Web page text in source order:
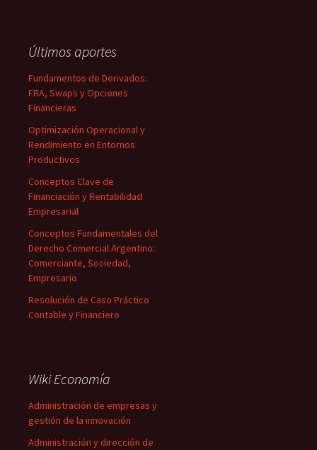
Últimos aportes
Fundamentos de Derivados:
FRA, Swaps y Opciones
Financieras
Optimización Operacional y
Rendimiento en Entornos
Productivos
Conceptos Clave de
Financiación y Rentabilidad
Empresarial
Conceptos Fundamentales del
Derecho Comercial Argentino:
Comerciante, Sociedad,
Empresario
Resolución de Caso Práctico
Contable y Financiero
Wiki Economía
Administración de empresas y
gestión de la innovación
Administración y dirección de